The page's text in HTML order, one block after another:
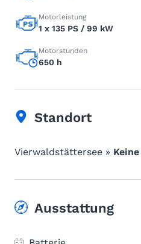
Motorleistung
1 x 135 PS / 99 kW
Motorstunden
650 h
Standort
Vierwaldstättersee »
Ausstattung